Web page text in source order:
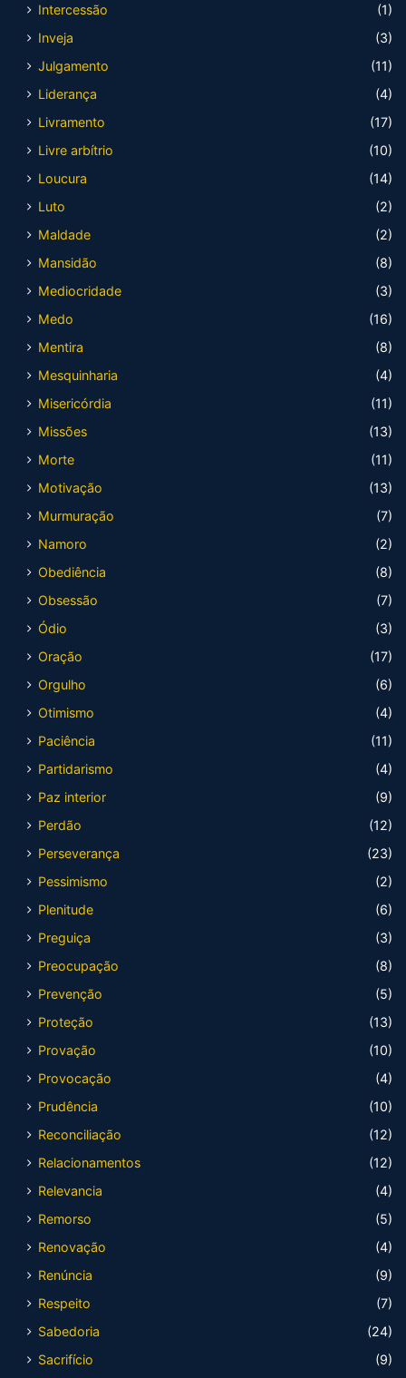
Intercessão
(1)
Inveja
(3)
Julgamento
(11)
Liderança
(4)
Livramento
(17)
Livre arbítrio
(10)
Loucura
(14)
Luto
(2)
Maldade
(2)
Mansidão
(8)
Mediocridade
(3)
Medo
(16)
Mentira
(8)
Mesquinharia
(4)
Misericórdia
(11)
Missões
(13)
Morte
(11)
Motivação
(13)
Murmuração
(7)
Namoro
(2)
Obediência
(8)
Obsessão
(7)
Ódio
(3)
Oração
(17)
Orgulho
(6)
Otimismo
(4)
Paciência
(11)
Partidarismo
(4)
Paz interior
(9)
Perdão
(12)
Perseverança
(23)
Pessimismo
(2)
Plenitude
(6)
Preguiça
(3)
Preocupação
(8)
Prevenção
(5)
Proteção
(13)
Provação
(10)
Provocação
(4)
Prudência
(10)
Reconciliação
(12)
Relacionamentos
(12)
Relevancia
(4)
Remorso
(5)
Renovação
(4)
Renúncia
(9)
Respeito
(7)
Sabedoria
(24)
Sacrifício
(9)